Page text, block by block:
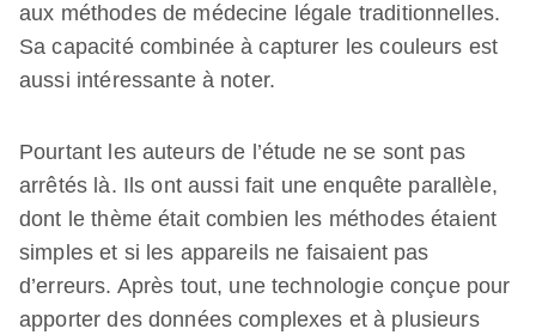
aux méthodes de médecine légale traditionnelles.
Sa capacité combinée à capturer les couleurs est
aussi intéressante à noter.
Pourtant les auteurs de l’étude ne se sont pas
arrêtés là. Ils ont aussi fait une enquête parallèle,
dont le thème était combien les méthodes étaient
simples et si les appareils ne faisaient pas
d’erreurs. Après tout, une technologie conçue pour
apporter des données complexes et à plusieurs